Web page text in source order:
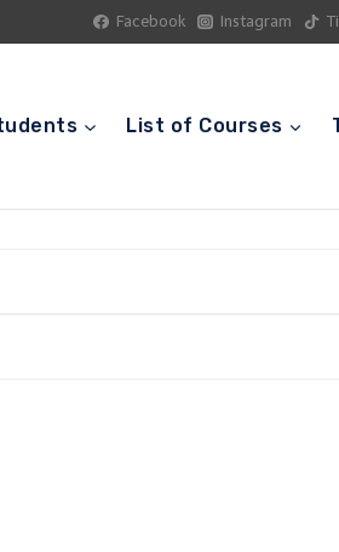
Facebook Instagram
List of Courses